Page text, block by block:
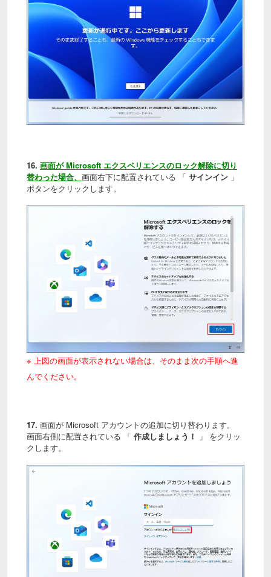
16. 画面が Microsoft エクスペリエンスのロック解除に切り
替わった場合、 画面右下に配置されている 「 サインイン 」
ボタンをクリックします。
※ 上図の画面が表示されない場合は、そのまま次の手順へ進
んでください。
17. 画面が Microsoft アカウントの追加に切り替わります。
画面右側に配置されている 「 作成しましょう！
」 をクリッ
クします。